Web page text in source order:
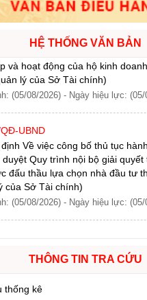
HỆ THỐNG VĂN BẢN
UBND
Về việc công bố thủ tục
và phê duyệt Quy trình nội bộ
và hoạt động của hộ kinh
lý của Sở Tài chính)
(05/08/2026) -Ngày hiệu lực: (05/
UBND
Về việc công bố thủ tục
Quy trình nội bộ giải
đấu thầu lựa chọn nhà đầu tư
của Sở Tài chính)
(05/08/2026) -Ngày hiệu lực: (05/
UBND
duyệt quy trình nội bộ giải quyết
Ngân hàng Chính sách xã hội
(05/08/2026)
THÔNG TIN TRA CỨU
thống kê